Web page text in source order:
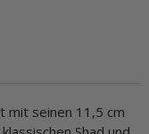
mit seinen 11,5 cm